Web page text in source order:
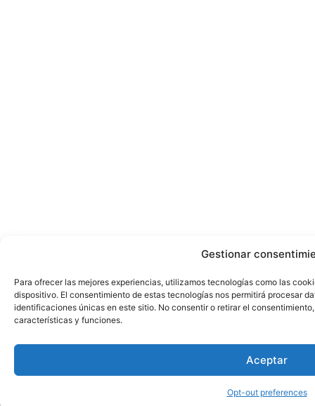
Gestionar
Para ofrecer las mejores experiencias, utilizamos tecnologías como las
dispositivo. El consentimiento de estas tecnologías nos permitirá procesar
identificaciones únicas en este sitio. No consentir o retirar el
características y funciones.
Aceptar
Opt-out preferences